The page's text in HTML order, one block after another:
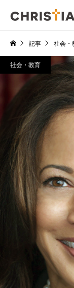
記事 社会・
社会・教育